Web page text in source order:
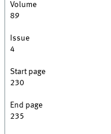
Volume
89
Issue
4
Start page
230
End page
235